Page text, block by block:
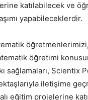
katılabilecek ve
yapabileceklerdir.
öğretimi
sağlamaları, Scientix
iletişime
eğitim projelerine